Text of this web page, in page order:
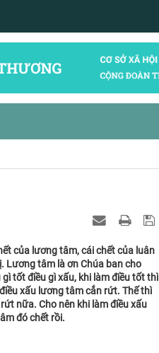
của lương tâm, cái chết của luân
Lương tâm là ơn Chúa ban cho
tốt điều gì xấu, khi làm điều tốt thì
xấu lương tâm cắn rứt. Thế thì
nữa. Cho nên khi làm điều xấu
đó chết rồi.